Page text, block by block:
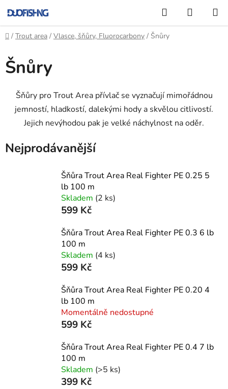
na
obsah
Hledat
KOŠÍK
Domů
/ Trout area / Vlasce, šňůry, Fluorocarbony / Šnůry
Šnůry
Šňůry pro Trout Area přívlač se vyznačují mimořádnou
jemností, hladkostí, dalekými hody a skvělou citlivostí.
Jejich nevýhodou pak je velké náchylnost na oděr.
Nejprodávanější
Šňůra Trout Area Real Fighter PE 0.25 5
lb 100 m
Skladem (2 ks)
599 Kč
Šňůra Trout Area Real Fighter PE 0.3 6 lb
100 m
Skladem (4 ks)
599 Kč
Šňůra Trout Area Real Fighter PE 0.20 4
lb 100 m
Momentálně nedostupné
599 Kč
Šňůra Trout Area Real Fighter PE 0.4 7 lb
100 m
Skladem (>5 ks)
399 Kč